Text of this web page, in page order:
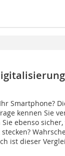
Smartphone?
kennen Sie
Sie ebenso
ist dieser